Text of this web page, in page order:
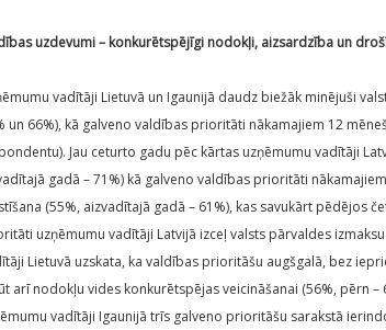
uzdevumi – konkurētspējīgi nodokļi, aizsardzība un
vadītāji Lietuvā un Igaunijā daudz biežāk minējuši
un 66%), kā galveno valdības prioritāti nākamajiem 12
Jau ceturto gadu pēc kārtas uzņēmumu vadītāji
gadā – 71%) kā galveno valdības prioritāti
(55%, aizvadītajā gadā – 61%), kas savukārt pēdējos
uzņēmumu vadītāji Latvijā izceļ valsts pārvaldes
Lietuvā uzskata, ka valdības prioritāšu augšgalā, bez
arī nodokļu vides konkurētspējas veicināšanai (56%, pērn –
vadītāji Igaunijā trīs galveno prioritāšu sarakstā